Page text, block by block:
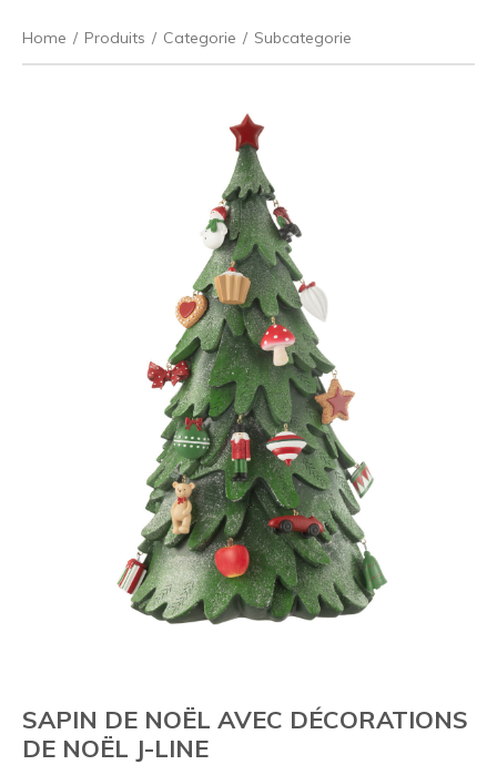
Home / Produits / Categorie / Subcategorie
SAPIN DE NOËL AVEC DÉCORATIONS
DE NOËL J-LINE